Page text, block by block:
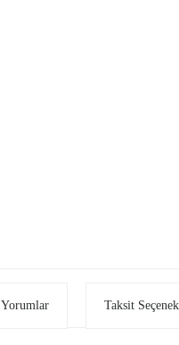
Yorumlar Taksit